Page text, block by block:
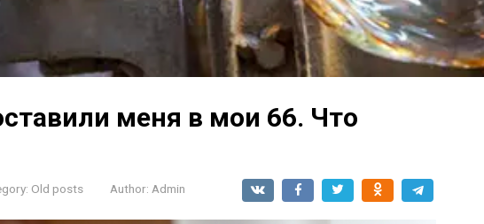
меня в мои 66. Что
Old posts Author: Admin